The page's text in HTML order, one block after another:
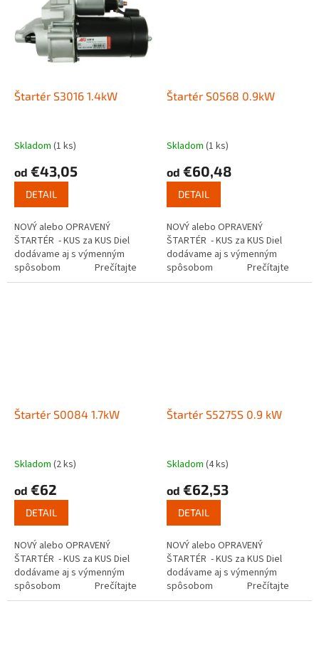
Štartér S3016 1.4kW
Skladom (1 ks)
od €43,05
DETAIL
NOVÝ alebo OPRAVENÝ
ŠTARTÉR - KUS za KUS Diel
dodávame aj s výmenným
spôsobom Prečítajte
si ako funguje...
Štartér S0568 0.9kW
Skladom (1 ks)
od €60,48
DETAIL
NOVÝ alebo OPRAVENÝ
ŠTARTÉR - KUS za KUS Diel
dodávame aj s výmenným
spôsobom Prečítajte
si ako funguje...
Štartér S0084 1.7kW
Skladom (2 ks)
od €62
DETAIL
NOVÝ alebo OPRAVENÝ
ŠTARTÉR - KUS za KUS Diel
dodávame aj s výmenným
spôsobom Prečítajte
si ako funguje...
Štartér S5275S 0.9 kW
Skladom (4 ks)
od €62,53
DETAIL
NOVÝ alebo OPRAVENÝ
ŠTARTÉR - KUS za KUS Diel
dodávame aj s výmenným
spôsobom Prečítajte
si ako funguje...